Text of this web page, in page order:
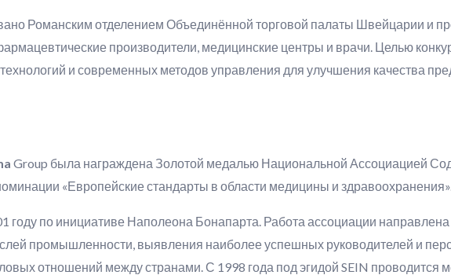
Романским отделением Объединённой торговой палаты Швейцарии и
производители, медицинские центры и врачи. Целью
и современных методов управления для улучшения качества
Group была награждена Золотой медалью Национальной Ассоциацией
«Европейские стандарты в области медицины и
году по инициативе Наполеона Бонапарта. Работа ассоциации
промышленности, выявления наиболее успешных руководителей и
отношений между странами. С 1998 года под эгидой SEIN проводится